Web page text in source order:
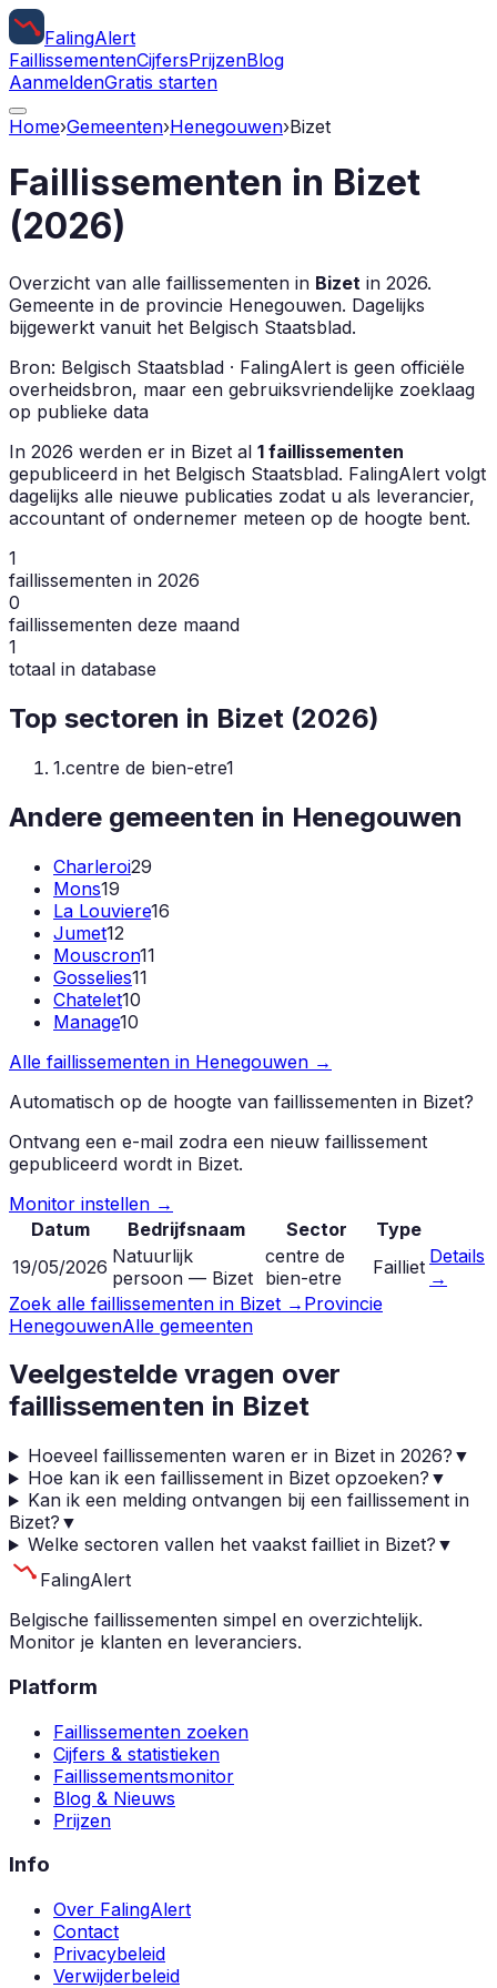
FalingAlert
FaillissementenCijfersPrijzenBlog
AanmeldenGratis starten
Home›Gemeenten›Henegouwen›Bizet
Faillissementen in Bizet
(2026)
Overzicht van alle faillissementen in Bizet in 2026.
Gemeente in de provincie Henegouwen. Dagelijks
bijgewerkt vanuit het Belgisch Staatsblad.
Bron: Belgisch Staatsblad · FalingAlert is geen officiële
overheidsbron, maar een gebruiksvriendelijke zoeklaag
op publieke data
In 2026 werden er in Bizet al 1 faillissementen
gepubliceerd in het Belgisch Staatsblad. FalingAlert volgt
dagelijks alle nieuwe publicaties zodat u als leverancier,
accountant of ondernemer meteen op de hoogte bent.
1
faillissementen in 2026
0
faillissementen deze maand
1
totaal in database
Top sectoren in Bizet (2026)
1.centre de bien-etre1
Andere gemeenten in Henegouwen
Charleroi29
Mons19
La Louviere16
Jumet12
Mouscron11
Gosselies11
Chatelet10
Manage10
Alle faillissementen in Henegouwen →
Automatisch op de hoogte van faillissementen in Bizet?
Ontvang een e-mail zodra een nieuw faillissement
gepubliceerd wordt in Bizet.
Monitor instellen →
Datum
Bedrijfsnaam Sector
Type
19/05/2026 Natuurlijk
persoon — Bizet
centre de
bien-etre
Failliet Details
→
Zoek alle faillissementen in Bizet → Provincie
HenegouwenAlle gemeenten
Veelgestelde vragen over
faillissementen in Bizet
Hoeveel faillissementen waren er in Bizet in 2026? ▼
Hoe kan ik een faillissement in Bizet opzoeken? ▼
Kan ik een melding ontvangen bij een faillissement in
Bizet? ▼
Welke sectoren vallen het vaakst failliet in Bizet? ▼
FalingAlert
Belgische faillissementen simpel en overzichtelijk.
Monitor je klanten en leveranciers.
Platform
Faillissementen zoeken
Cijfers & statistieken
Faillissementsmonitor
Blog & Nieuws
Prijzen
Info
Over FalingAlert
Contact
Privacybeleid
Verwijderbeleid